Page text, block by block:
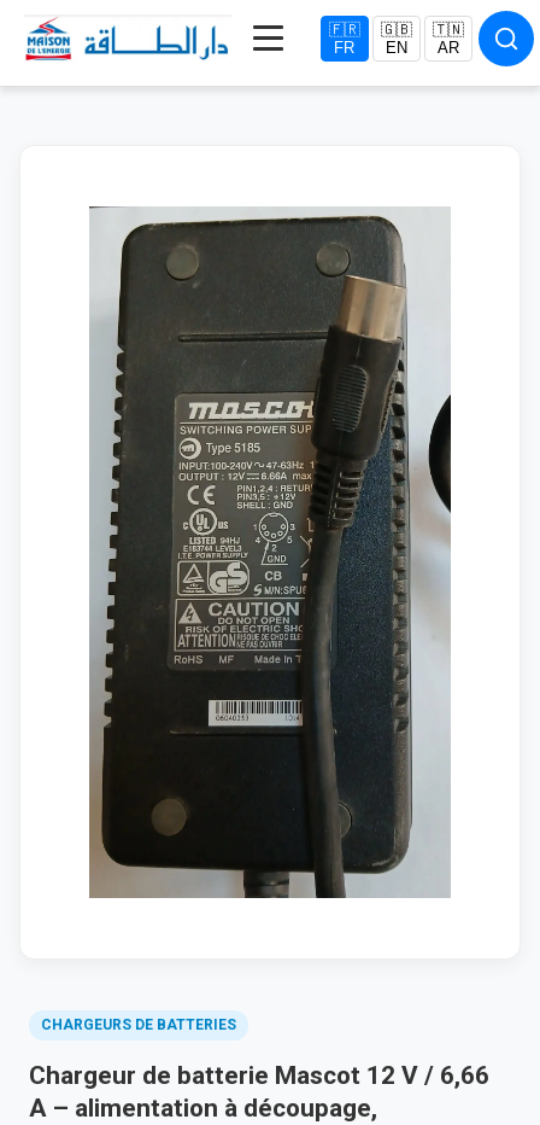
🇫🇷
FR
🇬🇧
EN
🇹🇳
AR
CHARGEURS DE BATTERIES
Chargeur de batterie Mascot 12 V / 6,66
A – alimentation à découpage,